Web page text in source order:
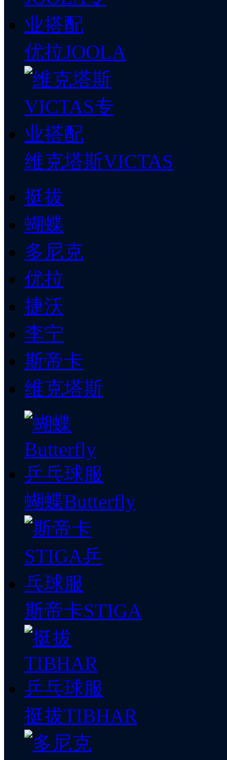
优拉JOOLA
维克塔斯VICTAS
挺拔
蝴蝶
多尼克
优拉
捷沃
李宁
斯帝卡
维克塔斯
蝴蝶Butterfly
斯帝卡STIGA
挺拔TIBHAR